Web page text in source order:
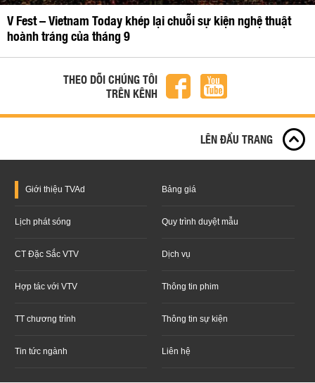
V Fest – Vietnam Today khép lại chuỗi sự kiện nghệ thuật
hoành tráng của tháng 9
THEO DÕI CHÚNG TÔI
TRÊN KÊNH
LÊN ĐẦU TRANG
Giới thiệu TVAd Bảng giá
Lịch phát sóng Quy trình duyệt mẫu
CT Đặc Sắc VTV Dịch vụ
Hợp tác với VTV Thông tin phim
TT chương trình Thông tin sự kiện
Tin tức ngành Liên hệ